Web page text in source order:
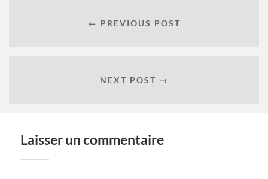
← PREVIOUS POST
NEXT POST →
Laisser un commentaire